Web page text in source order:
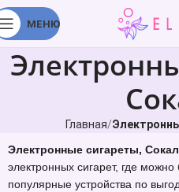
МЕНЮ
Главная
Электронные сигареты,
электронных сигарет, где можно
популярные устройства по